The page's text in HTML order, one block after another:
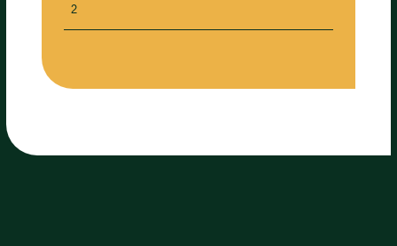
2